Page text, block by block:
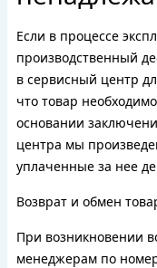
Если в процессе
производственный
в сервисный центр
что товар
основании
центра мы
уплаченные за нее
Возврат и обмен
При возникновении
менеджерам по